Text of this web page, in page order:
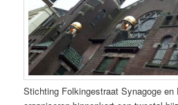
Stichting Folkingestraat Synagoge en